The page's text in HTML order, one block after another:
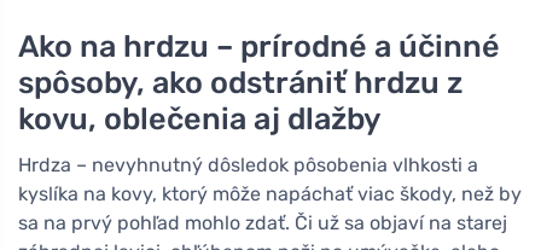
Ako na hrdzu – prírodné a účinné
spôsoby, ako odstrániť hrdzu z
kovu, oblečenia aj dlažby
Hrdza – nevyhnutný dôsledok pôsobenia vlhkosti a
kyslíka na kovy, ktorý môže napáchať viac škody, než by
sa na prvý pohľad mohlo zdať. Či už sa objaví na starej